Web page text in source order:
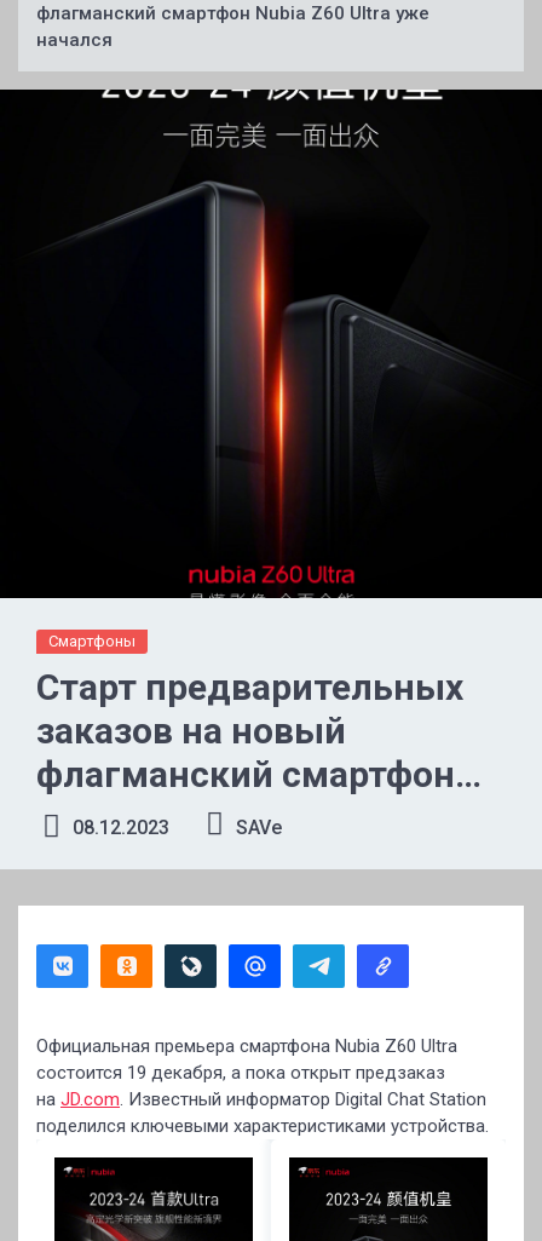
флагманский смартфон Nubia Z60 Ultra уже
начался
Смартфоны
Старт предварительных
заказов на новый
флагманский смартфон
Nubia Z60 Ultra уже
начался
08.12.2023 SAVe
Официальная премьера смартфона Nubia Z60 Ultra
состоится 19 декабря, а пока открыт предзаказ
на JD.com. Известный информатор Digital Chat Station
поделился ключевыми характеристиками устройства.